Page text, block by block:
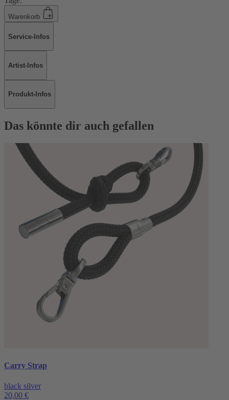
Warenkorb
Service-Infos
Artist-Infos
Produkt-Infos
Das könnte dir auch gefallen
Carry Strap
black silver
20,00 €